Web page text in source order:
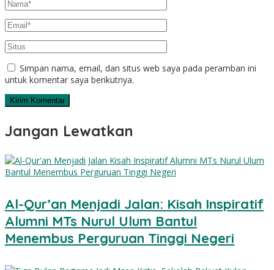
Simpan nama, email, dan situs web saya pada peramban ini
untuk komentar saya berikutnya.
Jangan Lewatkan
Al-Qur’an Menjadi Jalan: Kisah Inspiratif
Alumni MTs Nurul Ulum Bantul
Menembus Perguruan Tinggi Negeri